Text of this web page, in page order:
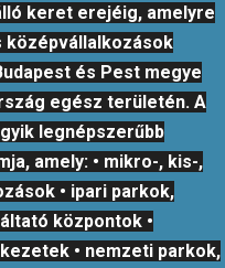
keret erejéig, amelyre
középvállalkozások
és Pest megye
egész területén. A
legnépszerűbb
amely: • mikro-, kis-,
• ipari parkok,
központok •
• nemzeti parkok,